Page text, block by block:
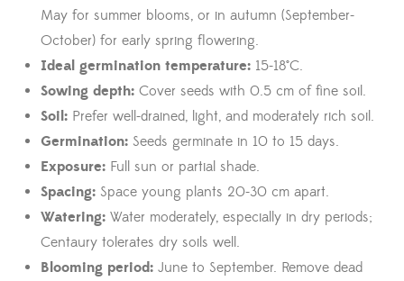
May for summer blooms, or in autumn (September-
October) for early spring flowering.
Ideal germination temperature: 15-18°C.
Sowing depth: Cover seeds with 0.5 cm of fine soil.
Soil: Prefer well-drained, light, and moderately rich soil.
Germination: Seeds germinate in 10 to 15 days.
Exposure: Full sun or partial shade.
Spacing: Space young plants 20-30 cm apart.
Watering: Water moderately, especially in dry periods;
Centaury tolerates dry soils well.
Blooming period: June to September. Remove dead